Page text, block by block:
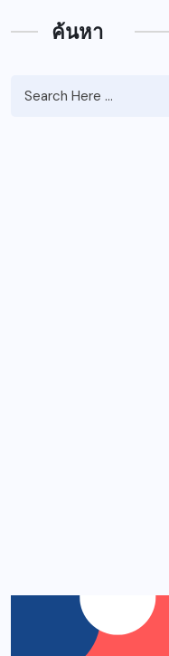
ค้นหา